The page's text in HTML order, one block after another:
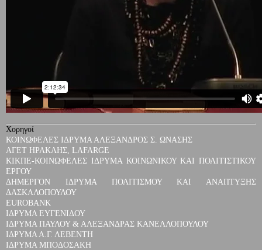
Χορηγοί
ΚΟΙΝΩΦΕΛΕΣ ΙΔΡΥΜΑ ΑΛΕΞΑΝΔΡΟΣ Σ. ΩΝΑΣΗΣ
ΑΓΕΤ ΗΡΑΚΛΗΣ, LAFARGE
ΚΙΚΠΕ-ΚΟΙΝΩΦΕΛΕΣ ΙΔΡΥΜΑ ΚΟΙΝΩΝΙΚΟΥ ΚΑΙ ΠΟΛΙΤΙΣΤΙΚΟΥ
ΕΡΓΟΥ
ΔΗΜΕΡΓΟΝ ΙΔΡΥΜΑ ΠΟΛΙΤΙΣΜΟΥ ΚΑΙ ΑΝΑΠΤΥΞΗΣ
ΔΑΣΚΑΛΟΠΟΥΛΟΥ
EUROBANK
ΙΔΡΥΜΑ ΕΥΓΕΝΙΔΟΥ
ΙΔΡΥΜΑ ΠΑΥΛΟΥ & ΑΛΕΞΑΝΔΡΑΣ ΚΑΝΕΛΛΟΠΟΥΛΟΥ
ΙΔΡΥΜΑ Α.Γ. ΛΕΒΕΝΤΗ
ΙΔΡΥΜΑ ΜΠΟΔΟΣΑΚΗ